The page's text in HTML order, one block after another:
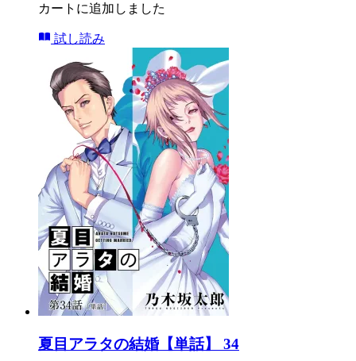
カートに追加しました
試し読み
夏目アラタの結婚【単話】 34